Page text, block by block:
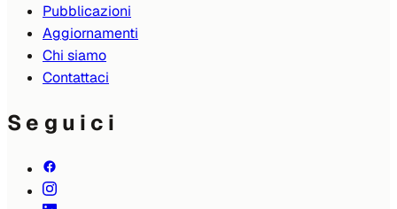
Pubblicazioni
Aggiornamenti
Chi siamo
Contattaci
Seguici